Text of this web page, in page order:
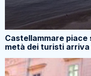
Castellammare
metà dei turisti arriva